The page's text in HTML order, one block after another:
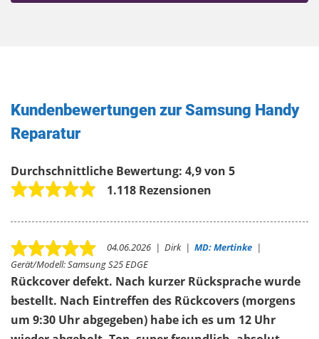
Kundenbewertungen zur Samsung Handy
Reparatur
Durchschnittliche Bewertung: 4,9 von 5
1.118 Rezensionen
04.06.2026 | Dirk| MD: Mertinke |
Gerät/Modell:Samsung S25 EDGE
Rückcover defekt. Nach kurzer Rücksprache wurde
bestellt. Nach Eintreffen des Rückcovers (morgens
um 9:30 Uhr abgegeben) habe ich es um 12 Uhr